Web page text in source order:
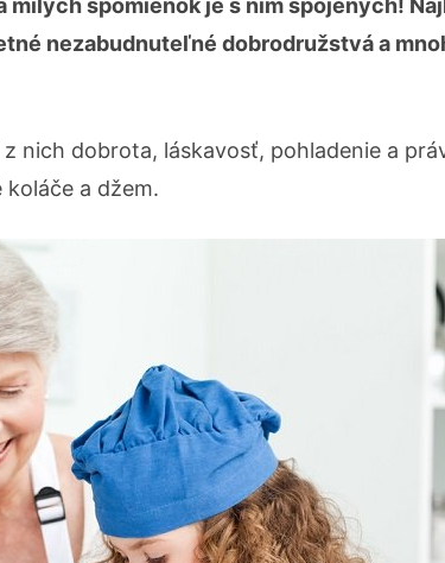
milých spomienok je s ním spojených!
nezabudnuteľné dobrodružstvá a
nich dobrota, láskavosť, pohladenie a
a džem.